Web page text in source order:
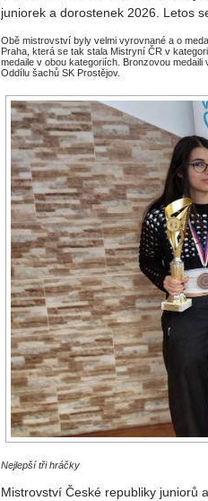
juniorek a dorostenek 2026. Letos
Obě mistrovství byly velmi vyrovnané a o
Praha, která se tak stala Mistryní ČR v
medaile v obou kategoriích. Bronzovou
Oddílu šachů SK Prostějov.
Nejlepší tři hráčky
Mistrovství České republiky juniorů